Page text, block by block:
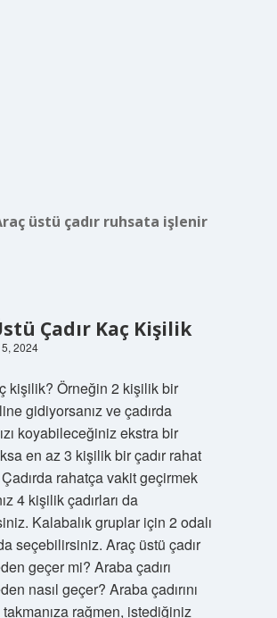
üstü çadır ruhsata işlenir
Çadır Kaç Kişilik
5, 2024
kişilik? Örneğin 2 kişilik bir
gidiyorsanız ve çadırda
koyabileceğiniz ekstra bir
en az 3 kişilik bir çadır rahat
Çadırda rahatça vakit geçirmek
4 kişilik çadırları da
Kalabalık gruplar için 2 odalı
seçebilirsiniz. Araç üstü çadır
geçer mi? Araba çadırı
nasıl geçer? Araba çadırını
takmanıza rağmen, istediğiniz